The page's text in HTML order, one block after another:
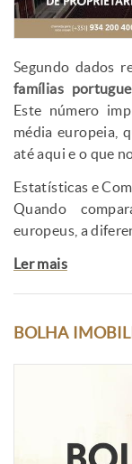
Segundo dados
famílias
Este número
média europeia,
até aqui e o que
Estatísticas e
Quando
europeus, a
Ler mais
BOLHA